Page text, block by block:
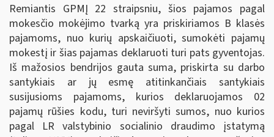
Remiantis GPMĮ 22 straipsniu, šios pajamos pagal
mokesčio mokėjimo tvarką yra priskiriamos B klasės
pajamoms, nuo kurių apskaičiuoti, sumokėti pajamų
mokestį ir šias pajamas deklaruoti turi pats gyventojas.
Iš mažosios bendrijos gauta suma, priskirta su darbo
santykiais ar jų esmę atitinkančiais santykiais
susijusioms pajamoms, kurios deklaruojamos 02
pajamų rūšies kodu, turi neviršyti sumos, nuo kurios
pagal LR valstybinio socialinio draudimo įstatymą